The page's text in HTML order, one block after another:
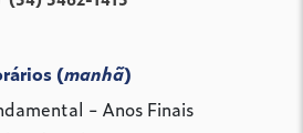
(manhã)
- Anos Finais